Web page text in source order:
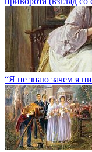
“Я не знаю зачем я